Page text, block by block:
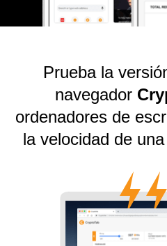
Prueba la
navegador
ordenadores de
la velocidad de